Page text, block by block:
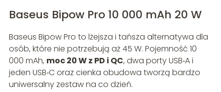
Baseus Bipow Pro 10 000 mAh 20 W
Baseus Bipow Pro to lżejsza i tańsza alternatywa dla
osób, które nie potrzebują aż 45 W. Pojemność 10
000 mAh, moc 20 W z PD i QC, dwa porty USB‑A i
jeden USB‑C oraz cienka obudowa tworzą bardzo
uniwersalny zestaw na co dzień.